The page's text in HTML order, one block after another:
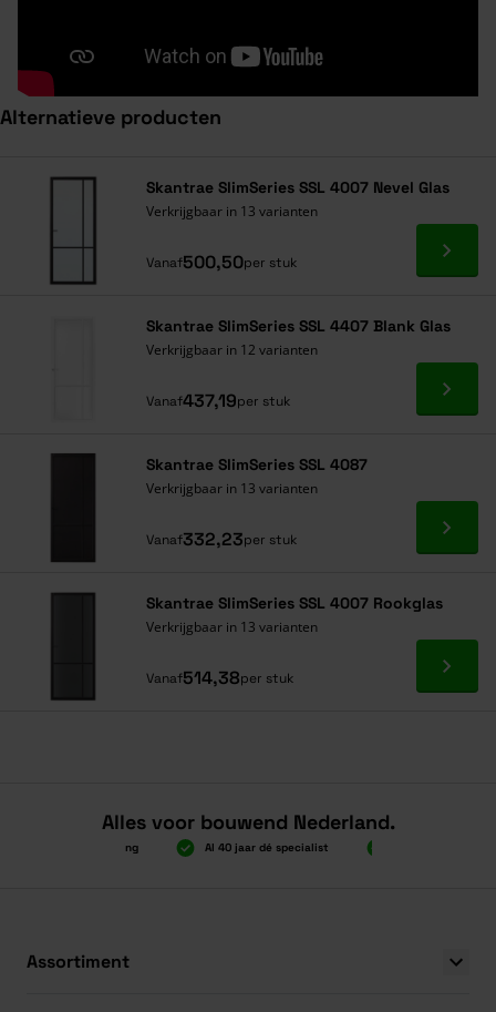
Alternatieve producten
Skantrae SlimSeries SSL 4007 Nevel Glas
Verkrijgbaar in 13 varianten
Vanaf500,50per stuk Ga
Skantrae SlimSeries SSL 4407 Blank Glas
Verkrijgbaar in 12 varianten
Vanaf437,19per stuk Ga
Skantrae SlimSeries SSL 4087
Verkrijgbaar in 13 varianten
Vanaf332,23per stuk Ga
Skantrae SlimSeries SSL 4007 Rookglas
Verkrijgbaar in 13 varianten
Vanaf514,38per stuk Ga
Alles voor bouwend Nederland.
2.000 gratis verzending Al 40 jaar dé specialist
Assortiment